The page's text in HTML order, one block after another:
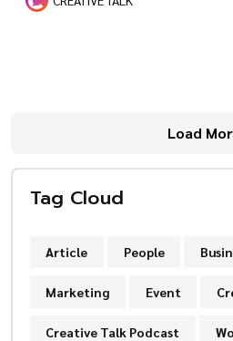
Load
Tag Cloud
Article People
Marketing Event
Creative Talk Podcast